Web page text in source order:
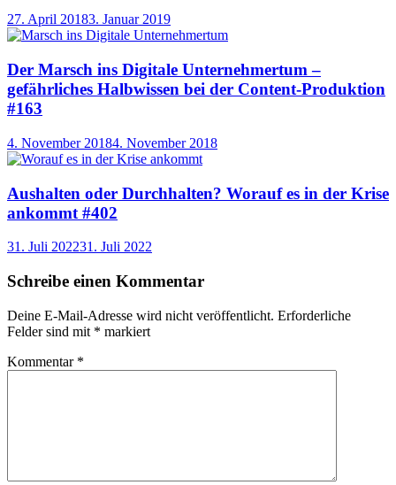
27. April 20183. Januar 2019
Der Marsch ins Digitale Unternehmertum –
gefährliches Halbwissen bei der Content-Produktion
#163
4. November 20184. November 2018
Aushalten oder Durchhalten? Worauf es in der Krise
ankommt #402
31. Juli 202231. Juli 2022
Schreibe einen Kommentar
Deine E-Mail-Adresse wird nicht veröffentlicht. Erforderliche
Felder sind mit * markiert
Kommentar *